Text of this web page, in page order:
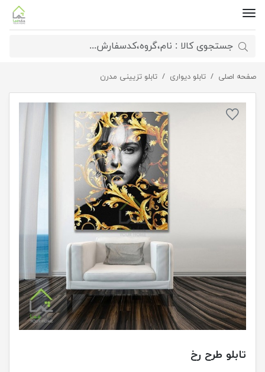
صفحه اصلی تابلو دیواری تابلو تزیینی مدرن تابلو طرح رخ
تابلو طرح رخ